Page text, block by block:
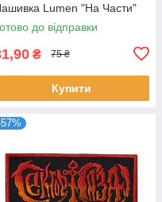
Lumen "На Части"
до відправки
₴ 75 ₴
Купити